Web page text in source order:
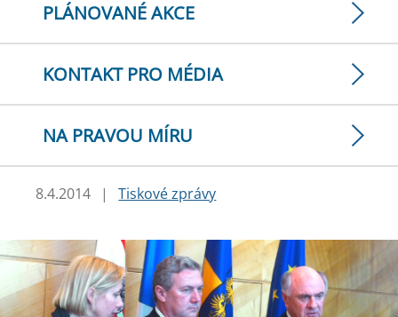
PLÁNOVANÉ AKCE
KONTAKT PRO MÉDIA
NA PRAVOU MÍRU
8.4.2014 | Tiskové zprávy